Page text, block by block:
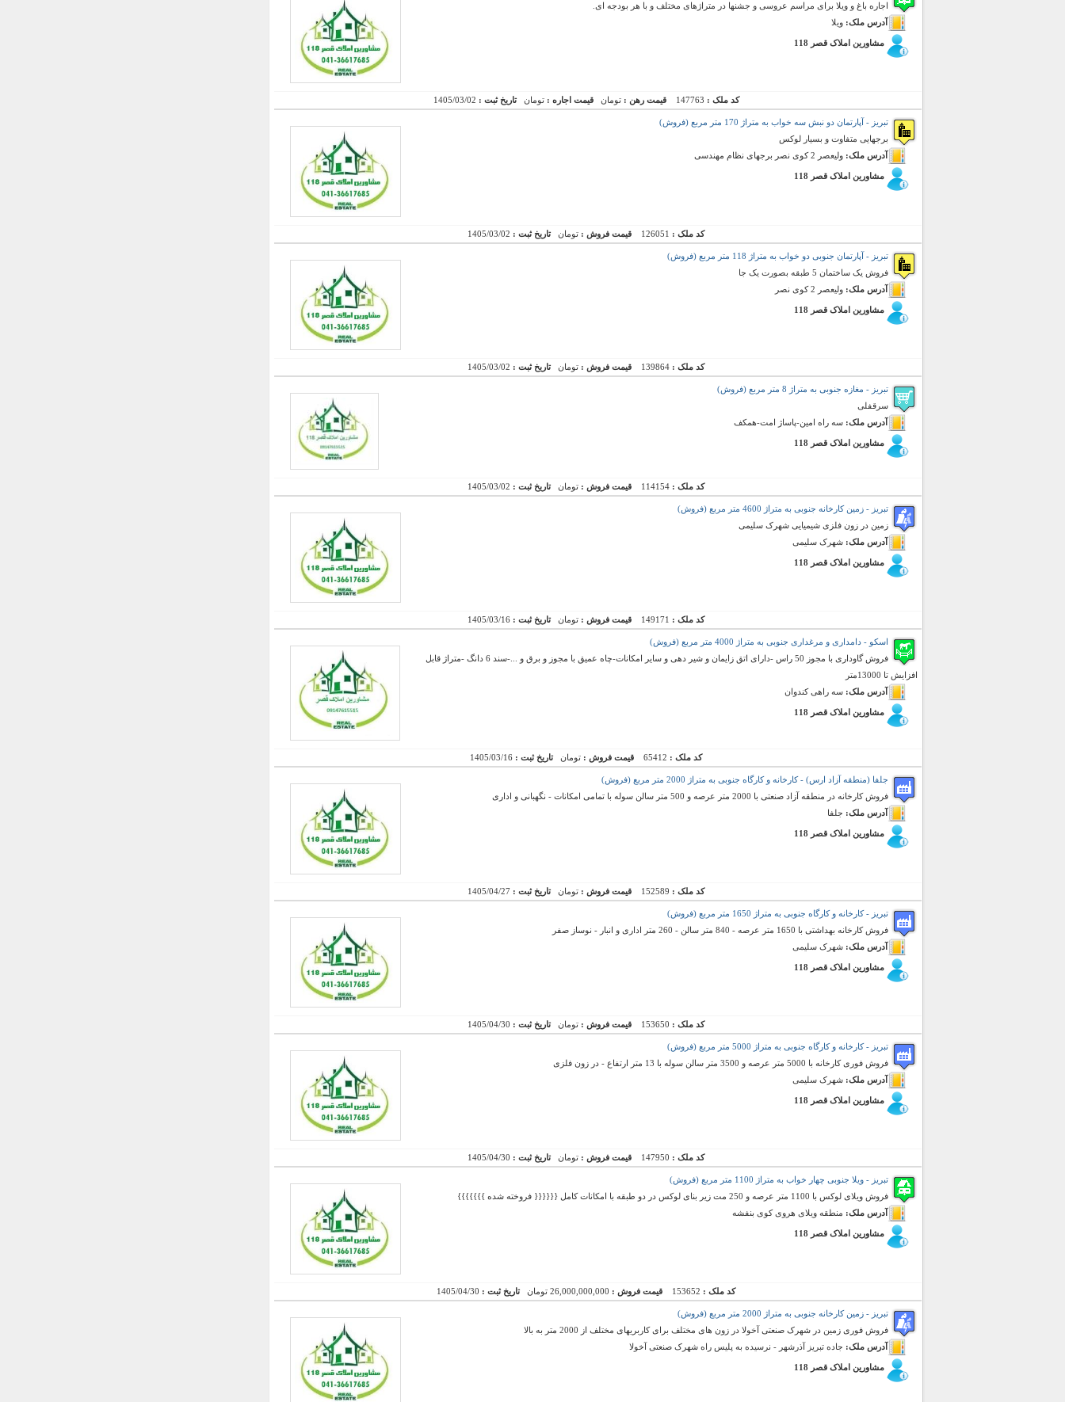
اجاره باغ و ویلا برای مراسم عروسی و جشنها در متراژهای مختلف و با هر بودجه ای.
آدرس ملک: ویلا
مشاورین املاک قصر 118
کد ملک : 147763 قیمت رهن :تومانقیمت اجاره :تومانتاریخ ثبت : 1405/03/02
تبریز - آپارتمان دو نبش سه خواب به متراژ 170 متر مربع (فروش)
برجهایی متفاوت و بسیار لوکس
آدرس ملک: ولیعصر 2 کوی نصر برجهای نظام مهندسی
مشاورین املاک قصر 118
کد ملک : 126051 قیمت فروش : تومانتاریخ ثبت : 1405/03/02
تبریز - آپارتمان جنوبی دو خواب به متراژ 118 متر مربع (فروش)
فروش یک ساختمان 5 طبقه بصورت یک جا
آدرس ملک: ولیعصر 2 کوی نصر
مشاورین املاک قصر 118
کد ملک : 139864 قیمت فروش : تومانتاریخ ثبت : 1405/03/02
تبریز - مغازه جنوبی به متراژ 8 متر مربع (فروش)
سرقفلی
آدرس ملک: سه راه امین-پاساژ امت-همکف
مشاورین املاک قصر 118
کد ملک : 114154 قیمت فروش : تومانتاریخ ثبت : 1405/03/02
تبریز - زمین کارخانه جنوبی به متراژ 4600 متر مربع (فروش)
زمین در زون فلزی شیمیایی شهرک سلیمی
آدرس ملک: شهرک سلیمی
مشاورین املاک قصر 118
کد ملک : 149171 قیمت فروش : تومانتاریخ ثبت : 1405/03/16
اسکو - دامداری و مرغداری جنوبی به متراژ 4000 متر مربع (فروش)
فروش گاوداری با مجوز 50 راس -دارای اتق زایمان و شیر دهی و سایر امکانات-چاه عمیق با مجوز و برق و ...-سند 6 دانگ -متراژ قابل
افزایش تا 13000متر
آدرس ملک: سه راهی کندوان
مشاورین املاک قصر 118
کد ملک : 65412 قیمت فروش : تومانتاریخ ثبت : 1405/03/16
جلفا (منطقه آزاد ارس) - کارخانه و کارگاه جنوبی به متراژ 2000 متر مربع (فروش)
فروش کارخانه در منطقه آزاد صنعتی با 2000 متر عرصه و 500 متر سالن سوله با تمامی امکانات - نگهبانی و اداری
آدرس ملک: جلفا
مشاورین املاک قصر 118
کد ملک : 152589 قیمت فروش : تومانتاریخ ثبت : 1405/04/27
تبریز - کارخانه و کارگاه جنوبی به متراژ 1650 متر مربع (فروش)
فروش کارخانه بهداشتی با 1650 متر عرصه - 840 متر سالن - 260 متر اداری و انبار - نوساز صفر
آدرس ملک: شهرک سلیمی
مشاورین املاک قصر 118
کد ملک : 153650 قیمت فروش : تومانتاریخ ثبت : 1405/04/30
تبریز - کارخانه و کارگاه جنوبی به متراژ 5000 متر مربع (فروش)
فروش فوری کارخانه با 5000 متر عرصه و 3500 متر سالن سوله با 13 متر ارتفاع - در زون فلزی
آدرس ملک: شهرک سلیمی
مشاورین املاک قصر 118
کد ملک : 147950 قیمت فروش : تومانتاریخ ثبت : 1405/04/30
تبریز - ویلا جنوبی چهار خواب به متراژ 1100 متر مربع (فروش)
فروش ویلای لوکس با 1100 متر عرصه و 250 مت زیر بنای لوکس در دو طبقه با امکانات کامل {{{{{{ فروخته شده }}}}}}}
آدرس ملک: منطقه ویلای هروی کوی بنفشه
مشاورین املاک قصر 118
کد ملک : 153652 قیمت فروش : 26,000,000,000 تومان تاریخ ثبت : 1405/04/30
تبریز - زمین کارخانه جنوبی به متراژ 2000 متر مربع (فروش)
فروش فوری زمین در شهرک صنعتی آخولا در زون های مختلف برای کاربریهای مختلف از 2000 متر به بالا
آدرس ملک: جاده تبریز آذرشهر - نرسیده به پلیس راه شهرک صنعتی آخولا
مشاورین املاک قصر 118